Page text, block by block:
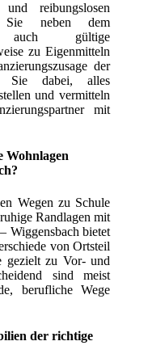
reibungslosen
Sie neben dem
auch gültige
zu Eigenmitteln
der
Sie dabei, alles
und vermitteln
mit
Wohnlagen
Wegen zu Schule
Randlagen mit
Wiggensbach bietet
von Ortsteil
gezielt zu Vor- und
sind meist
berufliche Wege
der richtige